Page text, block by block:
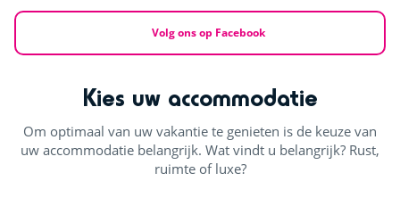
Volg ons op Facebook
Kies uw accommodatie
Om optimaal van uw vakantie te genieten is de keuze van
uw accommodatie belangrijk. Wat vindt u belangrijk? Rust,
ruimte of luxe?